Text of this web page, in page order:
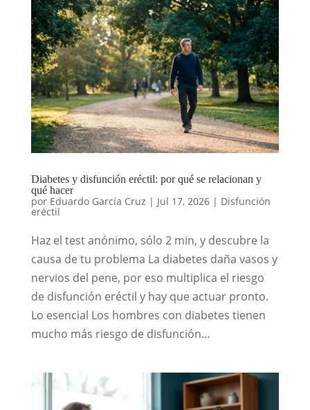
Diabetes y disfunción eréctil: por qué se relacionan y
qué hacer
por Eduardo García Cruz | Jul 17, 2026| Disfunción
eréctil
Haz el test anónimo, sólo 2 min, y descubre la
causa de tu problema La diabetes daña vasos y
nervios del pene, por eso multiplica el riesgo
de disfunción eréctil y hay que actuar pronto.
Lo esencial Los hombres con diabetes tienen
mucho más riesgo de disfunción...